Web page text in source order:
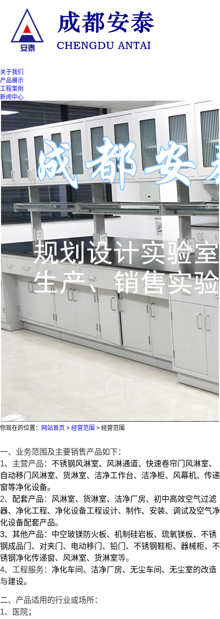
关于我们
产品展示
工程案例
新闻中心
你现在的位置： 网站首页 > 经营范围 > 经营范围
一、业务范围及主要销售产品如下：
1、主营产品： 不锈钢风淋室、风淋通道、快速卷帘门风淋室、
自动移门风淋室、货淋室、洁净工作台、洁净柜、风幕机、传递
窗等净化设备。
2、 配套产品 ： 风淋室、货淋室、洁净厂房、初中高效空气过滤
器、净化工程、净化设备工程设计、制作、安装、调试及空气净
化设备配套产品。
3、其他产品： 中空玻镁防火板、机制硅岩板、琉氧镁板、不锈
钢成品门、对夹门、电动移门、铅门、不锈钢鞋柜、器械柜、不
锈钢净化传递窗、风淋室、货淋室等。
4、工程服务： 净化车间、洁净厂房、无尘车间、无尘室的改造
与建设。
二、产品适用的行业或场所：
1、医院；